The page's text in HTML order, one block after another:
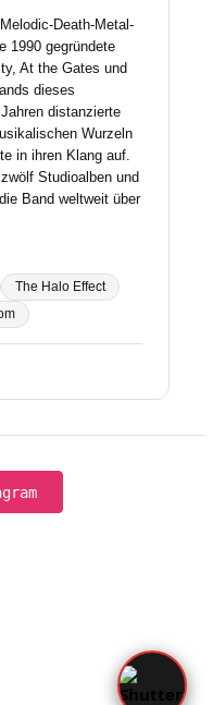
Death-Metal-
1990 gegründete
At the Gates und
dieses
distanzierte
Wurzeln
in ihren Klang auf.
Studioalben und
Band weltweit über
The Halo Effect